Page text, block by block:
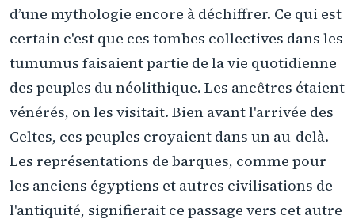
d’une mythologie encore à déchiffrer. Ce qui est
certain c'est que ces tombes collectives dans les
tumumus faisaient partie de la vie quotidienne
des peuples du néolithique. Les ancêtres étaient
vénérés, on les visitait. Bien avant l'arrivée des
Celtes, ces peuples croyaient dans un au-delà.
Les représentations de barques, comme pour
les anciens égyptiens et autres civilisations de
l'antiquité, signifierait ce passage vers cet autre